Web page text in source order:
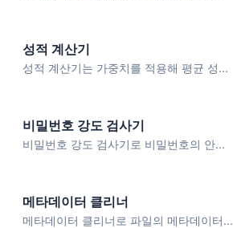
성적 계산기
성적 계산기는 가중치를 적용해 평균 성...
비밀번호 강도 검사기
비밀번호 강도 검사기로 비밀번호의 안...
메타데이터 클리너
메타데이터 클리너로 파일의 메타데이터...